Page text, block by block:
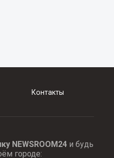
Контакты
NEWSROOM24и будь
городе: